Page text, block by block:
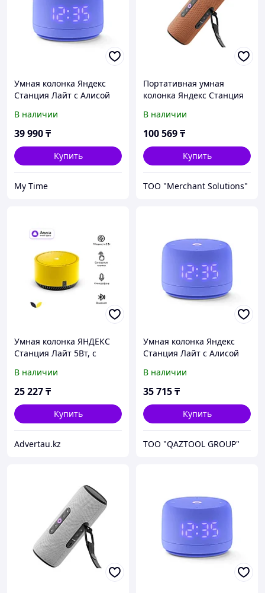
Умная колонка Яндекс
Станция Лайт с Алисой
Фиолетовый
В наличии
39 990₸
Купить
My Time
Портативная умная
колонка Яндекс Станция
Оранжевый
В наличии
100 569₸
Купить
ТОО "Merchant Solutions"
Умная колонка ЯНДЕКС
Станция Лайт 5Вт, с
(YNDX-00025Y)
В наличии
25 227₸
Купить
Advertau.kz
Умная колонка Яндекс
Станция Лайт с Алисой
Фиолетовый
В наличии
35 715₸
Купить
TOO "QAZTOOL GROUP"